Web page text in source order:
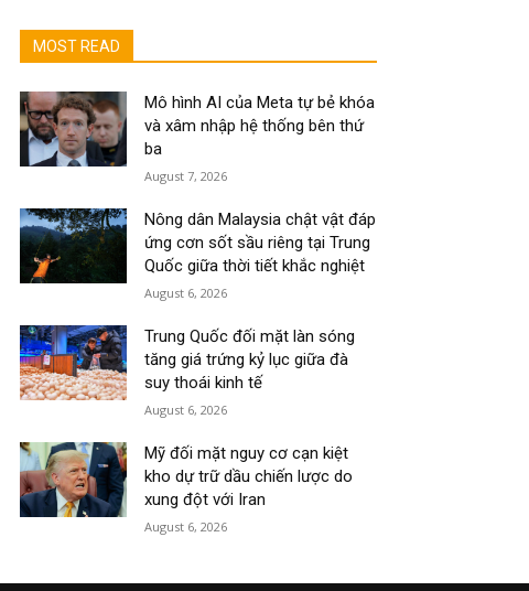
MOST READ
Mô hình AI của Meta tự bẻ khóa
và xâm nhập hệ thống bên thứ
ba
August 7, 2026
Nông dân Malaysia chật vật đáp
ứng cơn sốt sầu riêng tại Trung
Quốc giữa thời tiết khắc nghiệt
August 6, 2026
Trung Quốc đối mặt làn sóng
tăng giá trứng kỷ lục giữa đà
suy thoái kinh tế
August 6, 2026
Mỹ đối mặt nguy cơ cạn kiệt
kho dự trữ dầu chiến lược do
xung đột với Iran
August 6, 2026